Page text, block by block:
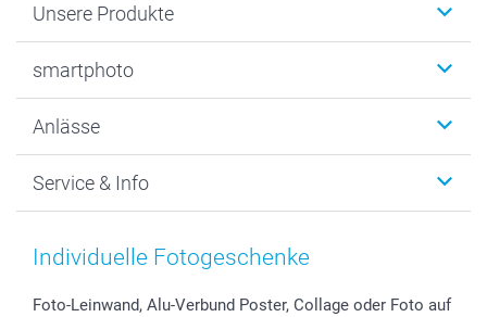
Unsere Produkte
Fotogeschenke
MyNameBook
Fotoabzüge, Fotos als Buch & Poster
Zubehör & Material
Foto-Kalender & Agenden
Sticker & Etiketten
smartphoto
Warum smartphoto
Datenschutz
AGB
Presse
Anlässe
Neujahr
Muttertag
Kommunion & Konfirmation
Service & Info
Preise und Versandkosten
48h Lieferung
Individuelle Fotogeschenke
Foto-Leinwand, Alu-Verbund Poster, Collage oder Foto auf